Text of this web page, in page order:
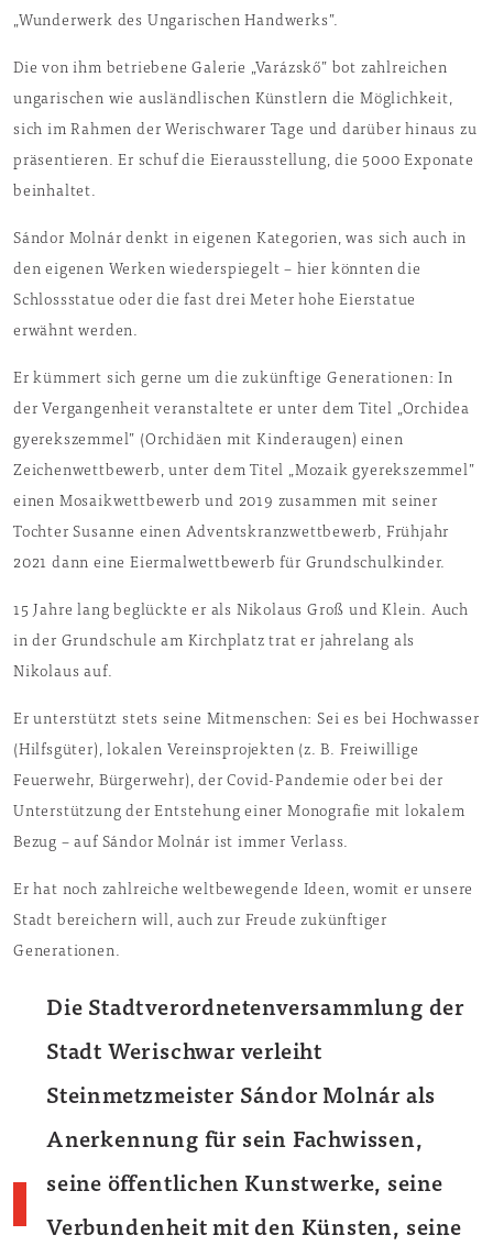
„Wunderwerk des Ungarischen Handwerks”.
Die von ihm betriebene Galerie „Varázskő” bot zahlreichen
ungarischen wie ausländlischen Künstlern die Möglichkeit,
sich im Rahmen der Werischwarer Tage und darüber hinaus zu
präsentieren. Er schuf die Eierausstellung, die 5000 Exponate
beinhaltet.
Sándor Molnár denkt in eigenen Kategorien, was sich auch in
den eigenen Werken wiederspiegelt – hier könnten die
Schlossstatue oder die fast drei Meter hohe Eierstatue
erwähnt werden.
Er kümmert sich gerne um die zukünftige Generationen: In
der Vergangenheit veranstaltete er unter dem Titel „Orchidea
gyerekszemmel” (Orchidäen mit Kinderaugen) einen
Zeichenwettbewerb, unter dem Titel „Mozaik gyerekszemmel”
einen Mosaikwettbewerb und 2019 zusammen mit seiner
Tochter Susanne einen Adventskranzwettbewerb, Frühjahr
2021 dann eine Eiermalwettbewerb für Grundschulkinder.
15 Jahre lang beglückte er als Nikolaus Groß und Klein. Auch
in der Grundschule am Kirchplatz trat er jahrelang als
Nikolaus auf.
Er unterstützt stets seine Mitmenschen: Sei es bei Hochwasser
(Hilfsgüter), lokalen Vereinsprojekten (z. B. Freiwillige
Feuerwehr, Bürgerwehr), der Covid-Pandemie oder bei der
Unterstützung der Entstehung einer Monografie mit lokalem
Bezug – auf Sándor Molnár ist immer Verlass.
Er hat noch zahlreiche weltbewegende Ideen, womit er unsere
Stadt bereichern will, auch zur Freude zukünftiger
Generationen.
Die Stadtverordnetenversammlung der
Stadt Werischwar verleiht
Steinmetzmeister Sándor Molnárals
Anerkennung für sein Fachwissen,
seine öffentlichen Kunstwerke, seine
Verbundenheit mit den Künsten, seine